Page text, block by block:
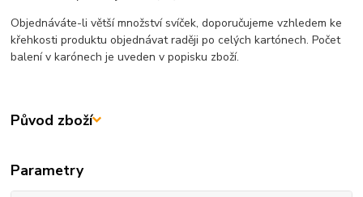
Objednáváte-li větší množství svíček, doporučujeme vzhledem ke
křehkosti produktu objednávat raději po celých kartónech. Počet
balení v karónech je uveden v popisku zboží.
Původ zboží
Parametry